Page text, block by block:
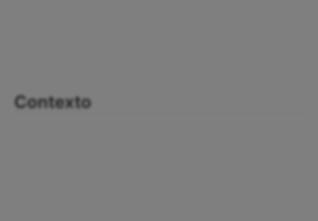
Contexto